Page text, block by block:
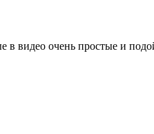
в видео очень простые и